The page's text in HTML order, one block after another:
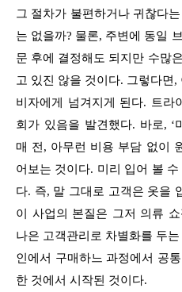
그 절차가 불편하거나 귀찮다
는 없을까? 물론, 주변에 동일
문 후에 결정해도 되지만 수많
고 있진 않을 것이다. 그렇다면
비자에게 넘겨지게 된다. 트라
회가 있음을 발견했다. 바로, ‘
매 전, 아무런 비용 부담 없이
어보는 것이다. 미리 입어 볼
다. 즉, 말 그대로 고객은 옷을
이 사업의 본질은 그저 의류
나은 고객관리로 차별화를 두
인에서 구매하느 과정에서 공
한 것에서 시작된 것이다.